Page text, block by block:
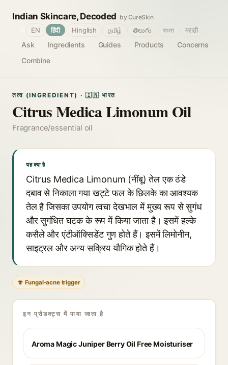
Indian Skincare, Decoded by CureSkin
Ask Ingredients Guides Products
Concerns
Combine
EN हिंदी Hinglish தமிழ் తెలుగు বাংলা मराठी
तत्व (INGREDIENT) · 🇮🇳 भारत
Citrus Medica Limonum Oil
Fragrance/essential oil
यह क्या है
Citrus Medica Limonum (नींबू) तेल एक ठंडे
दबाव से निकाला गया खट्टे फल के छिलके का आवश्यक
तेल है जिसका उपयोग त्वचा देखभाल में मुख्य रूप से सुगंध
और सुगंधित घटक के रूप में किया जाता है। इसमें हल्के
कसैले और एंटीऑक्सिडेंट गुण होते हैं। इसमें लिमोनीन,
साइट्रल और अन्य सक्रिय यौगिक होते हैं।
🍄 Fungal-acne trigger
इन प्रोडक्ट्स में पाया जाता है
Aroma Magic Juniper Berry Oil Free Moisturiser